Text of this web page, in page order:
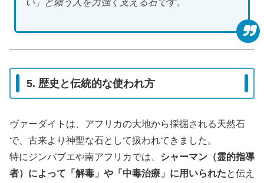
5. 歴史と伝統的な使われ方
ヴァーダイトは、アフリカの大地から採掘される天然石
で、古来より神聖な石として扱われてきました。
特にジンバブエや南アフリカでは、 シャーマン（霊的指導
者）によって「解毒」や「中毒治療」に用いられたと伝え